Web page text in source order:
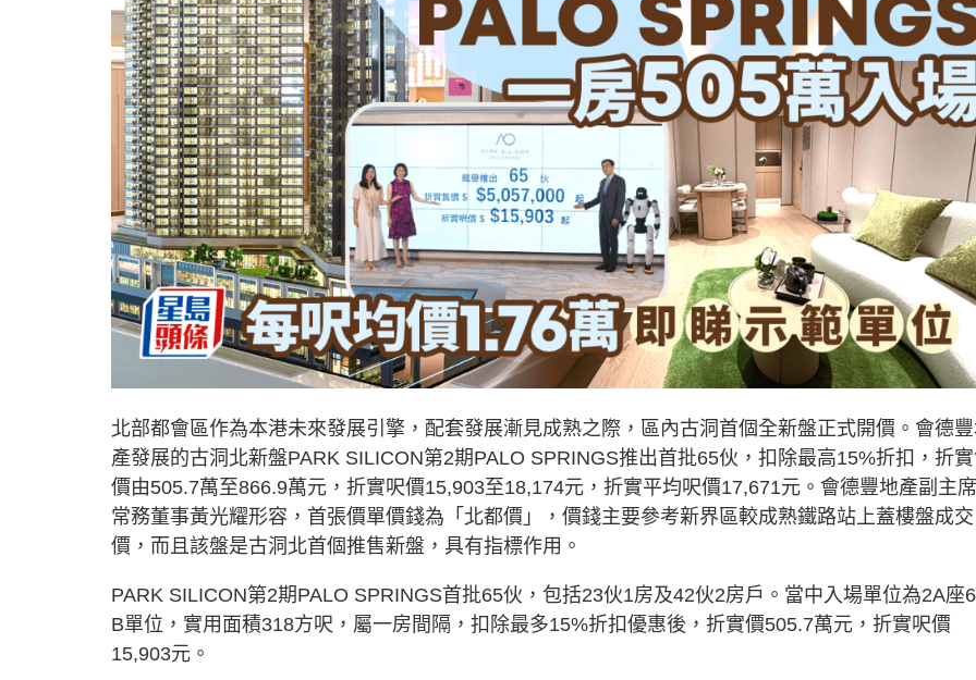
北部都會區作為本港未來發展引擎，配套發展漸見成熟之際，區內古洞首個全新盤正式開價。會德
產發展的古洞北新盤PARK SILICON第2期PALO SPRINGS推出首批65伙，扣除最高15%折扣，折
價由505.7萬至866.9萬元，折實呎價15,903至18,174元，折實平均呎價17,671元。會德豐地產副主
常務董事黃光耀形容，首張價單價錢為「北都價」，價錢主要參考新界區較成熟鐵路站上蓋樓盤成交
價，而且該盤是古洞北首個推售新盤，具有指標作用。
PARK SILICON第2期PALO SPRINGS首批65伙，包括23伙1房及42伙2房戶。當中入場單位為2A座
B單位，實用面積318方呎，屬一房間隔，扣除最多15%折扣優惠後，折實價505.7萬元，折實呎價
15,903元。